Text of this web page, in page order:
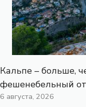
Кальпе – больше,
фешенебельный
6 августа, 2026